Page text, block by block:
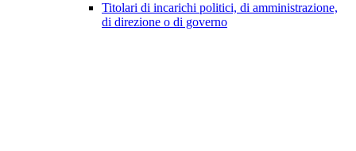
Titolari di incarichi politici, di amministrazione,
di direzione o di governo